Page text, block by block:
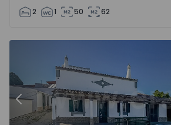
2 1 50 62
Anterior